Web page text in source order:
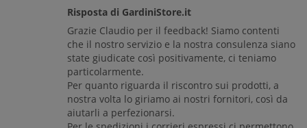
Risposta di GardiniStore.it
Grazie Claudio per il feedback! Siamo contenti
che il nostro servizio e la nostra consulenza siano
state giudicate così positivamente, ci teniamo
particolarmente.
Per quanto riguarda il riscontro sui prodotti, a
nostra volta lo giriamo ai nostri fornitori, così da
aiutarli a perfezionarsi.